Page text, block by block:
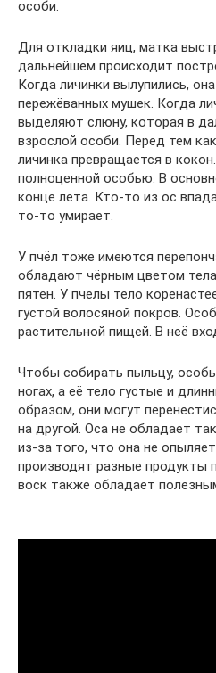
особи.
Для откладки яиц, матка
дальнейшем происходит
Когда личинки вылупились,
пережёванных мушек. Когда
выделяют слюну, которая в
взрослой особи. Перед тем
личинка превращается в
полноценной особью. В
конце лета. Кто-то из ос
то-то умирает.
У пчёл тоже имеются
обладают чёрным цветом
пятен. У пчелы тело
густой волосяной покров.
растительной пищей. В неё
Чтобы собирать пыльцу,
ногах, а её тело густые и
образом, они могут
на другой. Оса не обладает
из-за того, что она не
производят разные продукты
воск также обладает